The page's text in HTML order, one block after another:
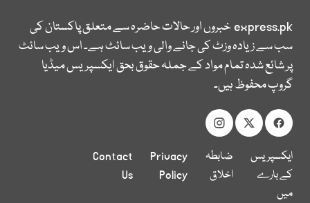
express.pkخبروں اور حالات حاضرہ سے متعلق پاکستان کی
سب سے زیادہ وزٹ کی جانے والی ویب سائٹ ہے۔ اس ویب سائٹ
پر شائع شدہ تمام مواد کے جملہ حقوق بحق ایکسپریس میڈیا
گروپ محفوظ ہیں۔
ایکسپریس
کے بارے
میں
ضابطہ
اخلاق
Privacy
Policy
Contact
Us